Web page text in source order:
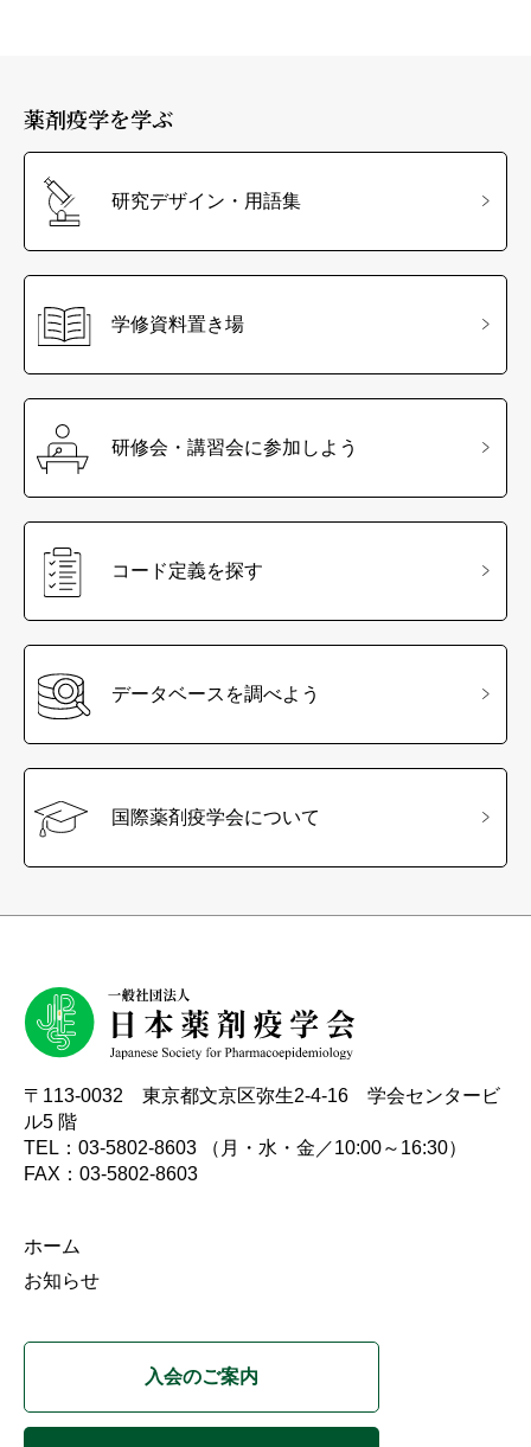
薬剤疫学を学ぶ
研究デザイン・用語集
学修資料置き場
研修会・講習会に参加しよう
コード定義を探す
データベースを調べよう
国際薬剤疫学会について
〒113-0032 東京都文京区弥生2-4-16 学会センタービ
ル5 階
TEL：03-5802-8603 （月・水・金／10:00～16:30）
FAX：03-5802-8603
ホーム
お知らせ
入会のご案内